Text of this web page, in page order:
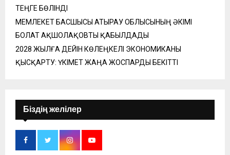
ТЕҢГЕ БӨЛІНДІ
МЕМЛЕКЕТ БАСШЫСЫ АТЫРАУ ОБЛЫСЫНЫҢ ӘКІМІ
БОЛАТ АҚШОЛАҚОВТЫ ҚАБЫЛДАДЫ
2028 ЖЫЛҒА ДЕЙІН КӨЛЕҢКЕЛІ ЭКОНОМИКАНЫ
ҚЫСҚАРТУ: ҮКІМЕТ ЖАҢА ЖОСПАРДЫ БЕКІТТІ
Біздің желілер